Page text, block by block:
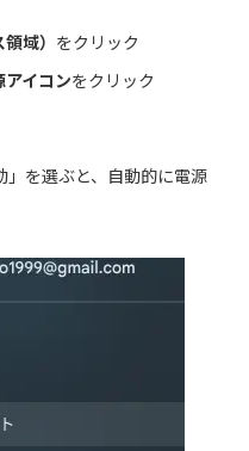
域） をクリック
アイコンをクリック
を選ぶと、自動的に電源